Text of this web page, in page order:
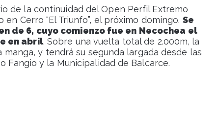
de la continuidad del Open Perfil Extremo
Cerro “El Triunfo”, el próximo domingo. Se
de 6, cuyo comienzo fue en Necochea el
en abril. Sobre una vuelta total de 2.000m, la
y tendrá su segunda largada desde las
Fangio y la Municipalidad de Balcarce.